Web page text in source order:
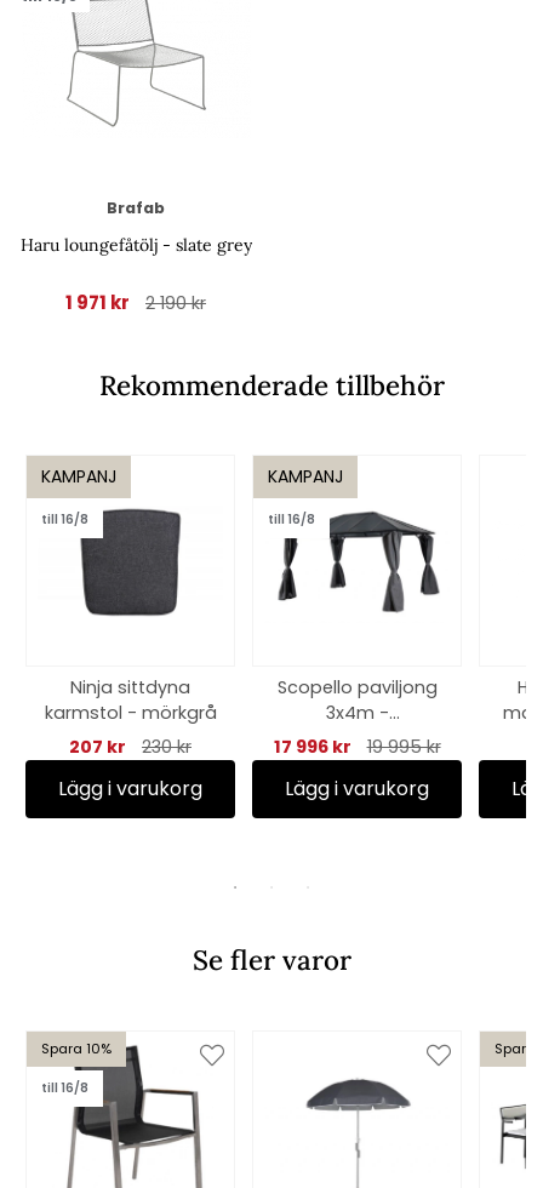
Brafab
Haru loungefåtölj - slate grey
1 971 kr 2 190 kr
Rekommenderade tillbehör
KAMPANJ
till 16/8
Ninja sittdyna
karmstol - mörkgrå
207 kr
230 kr
Lägg i varukorg
KAMPANJ
till 16/8
Scopello paviljong
3x4m -
antracit/ljusgrå
väggar
17 996 kr 19 995 kr
Lägg i varukorg
Se fler varor
Spara 10%
till 16/8
Spara